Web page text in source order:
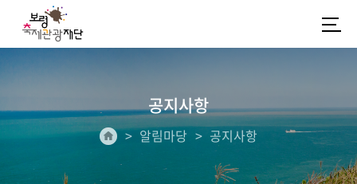
공지사항
알림마당 공지사항